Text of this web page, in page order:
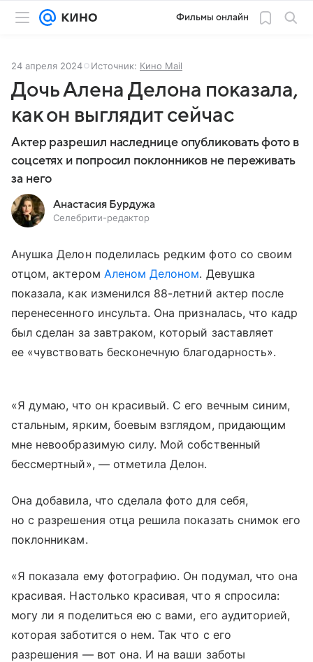
Фильмы онлайн
24 апреля 2024 Источник: Кино Mail
Дочь Алена Делона показала,
как он выглядит сейчас
Актер разрешил наследнице опубликовать фото в
соцсетях и попросил поклонников не переживать
за него
Анастасия Бурдужа
Селебрити-редактор
Анушка Делон поделилась редким фото со своим
отцом, актером Аленом Делоном. Девушка
показала, как изменился 88-летний актер после
перенесенного инсульта. Она призналась, что кадр
был сделан за завтраком, который заставляет
ее «чувствовать бесконечную благодарность».
«Я думаю, что он красивый. С его вечным синим,
стальным, ярким, боевым взглядом, придающим
мне невообразимую силу. Мой собственный
бессмертный», — отметила Делон.
Она добавила, что сделала фото для себя,
но с разрешения отца решила показать снимок его
поклонникам.
«Я показала ему фотографию. Он подумал, что она
красивая. Настолько красивая, что я спросила:
могу ли я поделиться ею с вами, его аудиторией,
которая заботится о нем. Так что с его
разрешения — вот она. И на ваши заботы